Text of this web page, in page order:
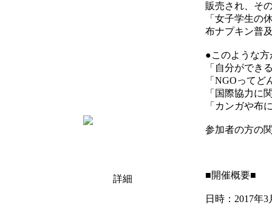
詳細
販売され、そ
「女子学生の
布ナプキン普
●このような
「自分ができ
「NGOって
「国際協力に
「カンガや布
参加者の方の
■開催概要■
日時：2017年